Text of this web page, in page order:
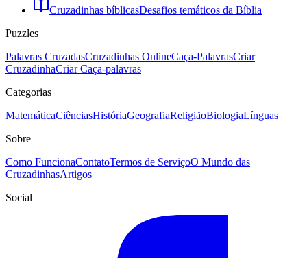
Cruzadinhas bíblicasDesafios temáticos da Bíblia
Puzzles
Palavras CruzadasCruzadinhas OnlineCaça-PalavrasCriar
CruzadinhaCriar Caça-palavras
Categorias
MatemáticaCiênciasHistóriaGeografiaReligiãoBiologiaLínguas
Sobre
Como FuncionaContatoTermos de ServiçoO Mundo das
CruzadinhasArtigos
Social